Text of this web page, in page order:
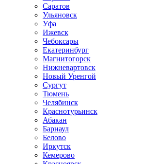
Саратов
Ульяновск
Уфа
Ижевск
Чебоксары
Екатеринбург
Магнитогорск
Нижневартовск
Новый Уренгой
Сургут
Тюмень
Челябинск
Краснотурьинск
Абакан
Барнаул
Белово
Иркутск
Кемерово